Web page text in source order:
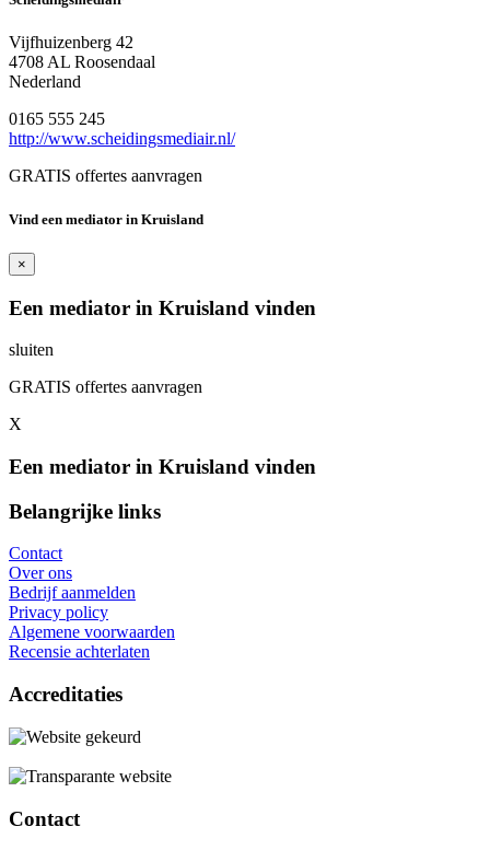
Vijfhuizenberg 42
4708 AL Roosendaal
Nederland
0165 555 245
http://www.scheidingsmediair.nl/
GRATIS offertes aanvragen
Vind een mediator in Kruisland
×
Een mediator in Kruisland vinden
sluiten
GRATIS offertes aanvragen
X
Een mediator in Kruisland vinden
Belangrijke links
Contact
Over ons
Bedrijf aanmelden
Privacy policy
Algemene voorwaarden
Recensie achterlaten
Accreditaties
Contact